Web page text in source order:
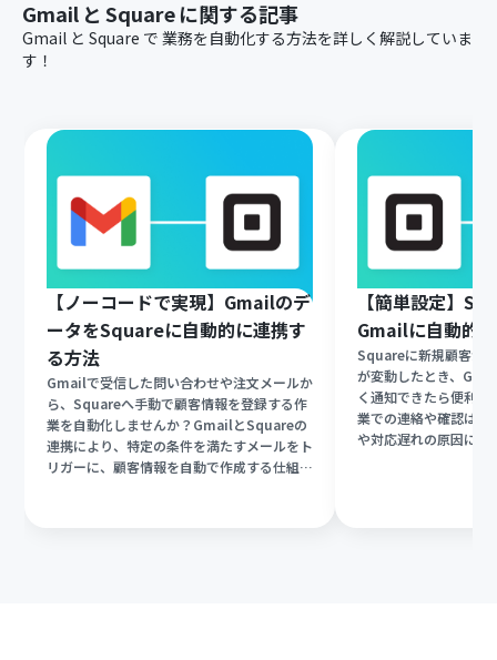
Gmail と Squareに関する記事
Gmail と Square で 業務を自動化する方法を詳しく解説していま
す！
【ノーコードで実現】Gmailのデ
ータをSquareに自動的に連携す
る方法
Gmailで受信した問い合わせや注文メールか
ら、Squareへ手動で顧客情報を登録する作
業を自動化しませんか？GmailとSquareの
連携により、特定の条件を満たすメールをト
リガーに、顧客情報を自動で作成する仕組み
【簡単設定】
Gmailに自動的
Squareに新規顧客が
が変動したとき、
く通知できたら便利
業での連絡や確認は手
や対応遅れの原因にな